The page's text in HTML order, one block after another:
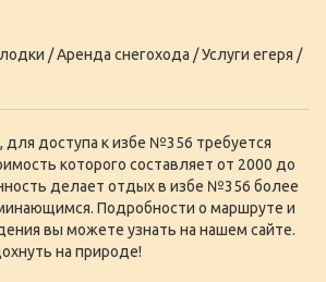
/ Аренда снегохода / Услуги егеря /
доступа к избе №356 требуется
которого составляет от 2000 до
делает отдых в избе №356 более
Подробности о маршруте и
вы можете узнать на нашем сайте.
на природе!